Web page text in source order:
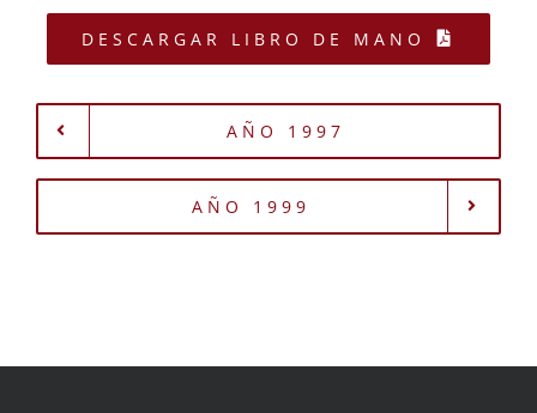
DESCARGAR LIBRO DE MANO
AÑO 1997
AÑO 1999